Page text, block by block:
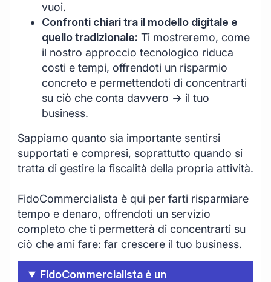
vuoi.
Confronti chiari tra il modello digitale e
quello tradizionale: Ti mostreremo, come
il nostro approccio tecnologico riduca
costi e tempi, offrendoti un risparmio
concreto e permettendoti di concentrarti
su ciò che conta davvero -> il tuo
business.
Sappiamo quanto sia importante sentirsi
supportati e compresi, soprattutto quando si
tratta di gestire la fiscalità della propria attività.
FidoCommercialista è qui per farti risparmiare
tempo e denaro, offrendoti un servizio
completo che ti permetterà di concentrarti su
ciò che ami fare: far crescere il tuo business.
FidoCommercialista è un